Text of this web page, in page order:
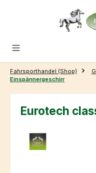
Zum Hauptinhalt springen
Fahrsporthandel (Shop)
Einspännergeschirr
Eurotech